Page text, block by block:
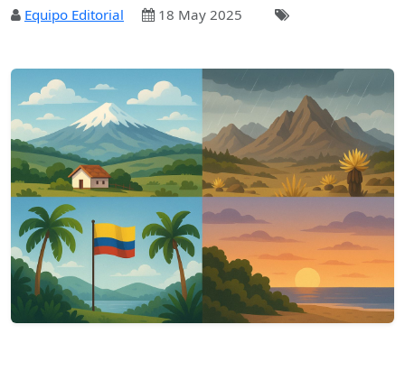
Equipo Editorial 18 May 2025